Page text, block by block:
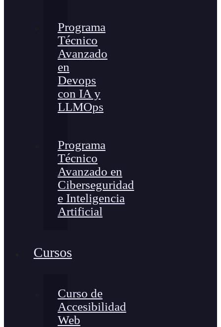
Programa
Técnico
Avanzado
en
Devops
con IA y
LLMOps
Programa
Técnico
Avanzado en
Ciberseguridad
e Inteligencia
Artificial
Cursos
Curso de
Accesibilidad
Web